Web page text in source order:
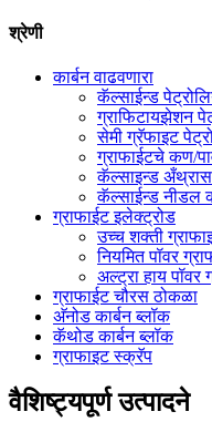
श्रेणी
कार्बन वाढवणारा
कॅल्साईन्ड
ग्राफिटायझेशन
सेमी ग्रॅफाइट
ग्राफाईटचे कण/
कॅल्साइन्ड
कॅल्साईन्ड नीडल
ग्राफाईट इलेक्ट्रोड
उच्च शक्ती
नियमित पॉवर
अल्ट्रा हाय पॉवर
ग्राफाईट चौरस ठोकळा
अ‍ॅनोड कार्बन ब्लॉक
कॅथोड कार्बन ब्लॉक
ग्राफाइट स्क्रॅप
वैशिष्ट्यपूर्ण उत्पादने